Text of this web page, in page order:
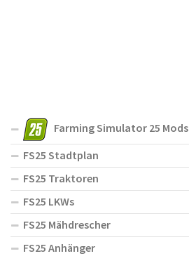
Farming Simulator 25 Mods
FS25 Stadtplan
FS25 Traktoren
FS25 LKWs
FS25 Mähdrescher
FS25 Anhänger